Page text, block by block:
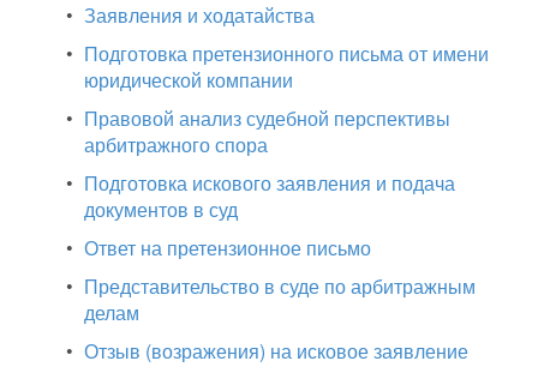
• Заявления и ходатайства
• Подготовка претензионного письма от имени
юридической компании
• Правовой анализ судебной перспективы
арбитражного спора
• Подготовка искового заявления и подача
документов в суд
• Ответ на претензионное письмо
• Представительство в суде по арбитражным
делам
• Отзыв (возражения) на исковое заявление